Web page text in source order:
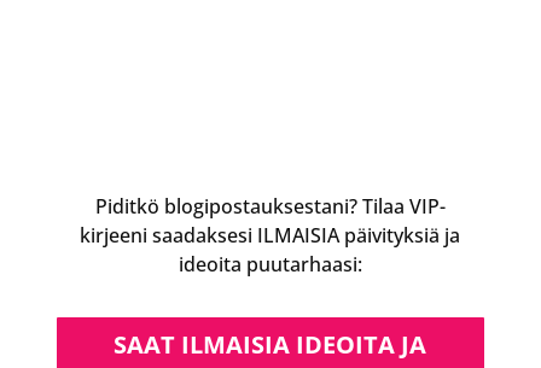
Piditkö blogipostauksestani? Tilaa VIP-
kirjeeni saadaksesi ILMAISIA päivityksiä ja
ideoita puutarhaasi:
SAAT ILMAISIA IDEOITA JA